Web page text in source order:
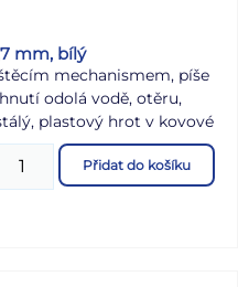
mm, bílý
mechanismem, píše
odolá vodě, otěru,
plastový hrot v kovové
toluen/xylen
Přidat do košíku